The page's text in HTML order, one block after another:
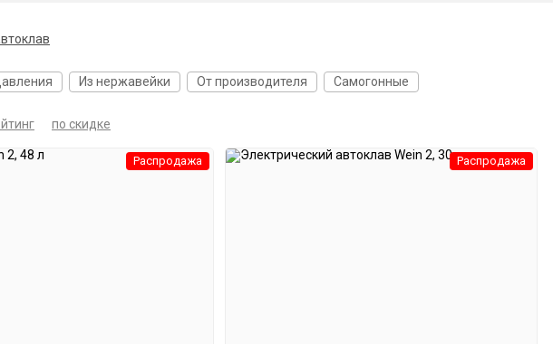
Из нержавейки От производителя Самогонные
по скидке
Распродажа Распродажа